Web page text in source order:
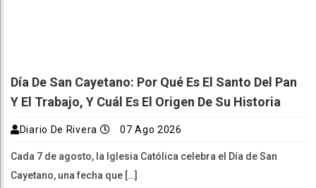
Día De San Cayetano: Por Qué Es El Santo Del Pan
Y El Trabajo, Y Cuál Es El Origen De Su Historia
Diario De Rivera 07 Ago 2026
Cada 7 de agosto, la Iglesia Católica celebra el Día de San
Cayetano, una fecha que […]